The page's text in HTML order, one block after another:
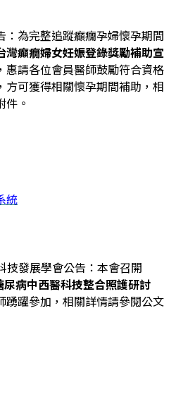
：為完整追蹤癲癇孕婦懷孕期間
灣癲癇婦女妊娠登錄獎勵補助宣
，惠請各位會員醫師鼓勵符合資格
方可獲得相關懷孕期間補助，相
件。
統
技發展學會公告：本會召開
尿病中西醫科技整合照護研討
踴躍參加，相關詳情請參閱公文